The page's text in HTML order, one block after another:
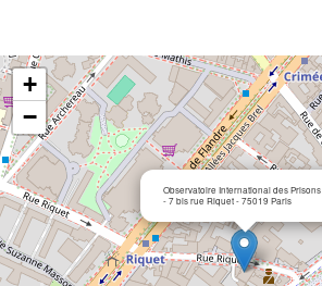
Observatoire International des Prisons
- 7 bis rue Riquet - 75019 Paris
+
−